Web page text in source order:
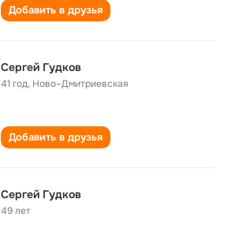
Добавить в друзья
Сергей Гудков
41 год, Ново–Дмитриевская
Добавить в друзья
Сергей Гудков
49 лет